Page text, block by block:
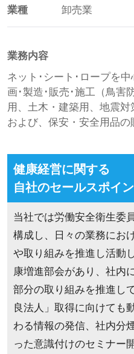
業種 卸売業
業務内容
ネット･シート･ロープを
画･製造･販売･施工（鳥害
用、土木・建築用、地震対
および、保安・安全用品の
健康経営に関する
自社のセールスポイ
当社では労働安全衛生委
構成し、日々の業務にお
や取り組みを推進し活動
康増進部会があり、社内
部分の取り組みを推進し
良法人」取得に向けても
わる情報の発信、社内分
った意識付けのセミナー